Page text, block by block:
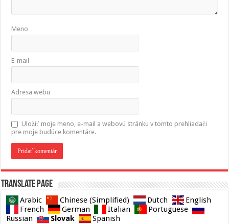
Meno
E-mail
Adresa webu
Uložiť moje meno, e-mail a webovú stránku v tomto prehliadači
pre moje budúce komentáre.
Translate page
Arabic Chinese (Simplified) Dutch
English
French
German Italian
Portuguese
Russian
Slovak Spanish